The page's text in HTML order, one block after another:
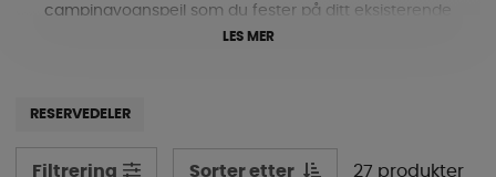
campingvognspeil som du fester på ditt eksisterende
speil eller på bilens skjerm, speil med ekstra lang arm
LES MER
RESERVEDELER
Filtrering Sorter etter 27 produkter